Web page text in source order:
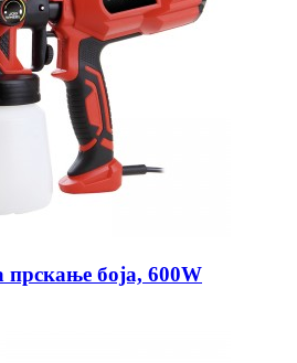
боја, 600W